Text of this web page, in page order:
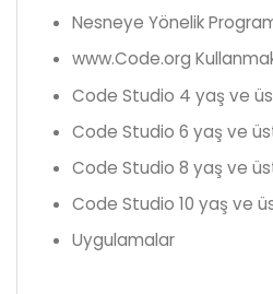
Nesneye Yönelik
www.Code.org
Code Studio 4 yaş ve
Code Studio 6 yaş ve
Code Studio 8 yaş ve
Code Studio 10 yaş ve
Uygulamalar